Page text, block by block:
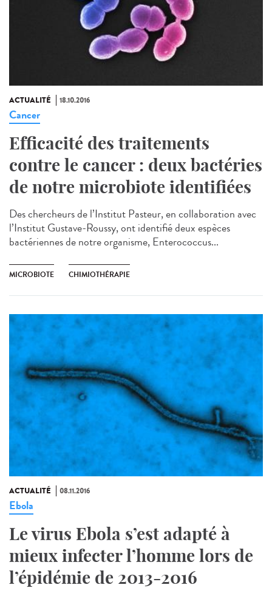
ACTUALITÉ 18.10.2016
Cancer
Efficacité des traitements
contre le cancer : deux bactéries
de notre microbiote identifiées
Des chercheurs de l’Institut Pasteur, en collaboration avec
l’Institut Gustave-Roussy, ont identifié deux espèces
bactériennes de notre organisme, Enterococcus...
MICROBIOTE CHIMIOTHÉRAPIE
ACTUALITÉ 08.11.2016
Ebola
Le virus Ebola s’est adapté à
mieux infecter l’homme lors de
l’épidémie de 2013-2016